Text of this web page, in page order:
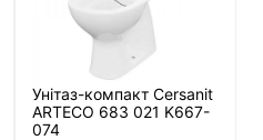
Унітаз-компакт Cersanit
ARTECO 683 021 K667-
074